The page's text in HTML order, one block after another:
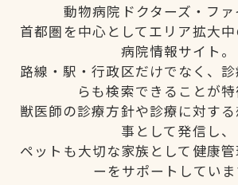
動物病院ドクターズ・ファ
首都圏を中心としてエリア拡大
病院情報サイト。
路線・駅・行政区だけでなく、
らも検索できることが特
獣医師の診療方針や診療に対す
事として発信し、
ペットも大切な家族として健康
ーをサポートしていま